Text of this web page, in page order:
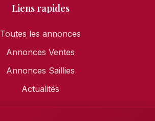
Liens rapides
Toutes les annonces
Annonces Ventes
Annonces Saillies
Actualités